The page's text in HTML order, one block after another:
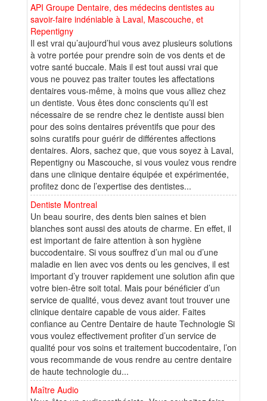
API Groupe Dentaire, des médecins dentistes au
savoir-faire indéniable à Laval, Mascouche, et
Repentigny
Il est vrai qu’aujourd’hui vous avez plusieurs solutions
à votre portée pour prendre soin de vos dents et de
votre santé buccale. Mais il est tout aussi vrai que
vous ne pouvez pas traiter toutes les affectations
dentaires vous-même, à moins que vous alliez chez
un dentiste. Vous êtes donc conscients qu’il est
nécessaire de se rendre chez le dentiste aussi bien
pour des soins dentaires préventifs que pour des
soins curatifs pour guérir de différentes affections
dentaires. Alors, sachez que, que vous soyez à Laval,
Repentigny ou Mascouche, si vous voulez vous rendre
dans une clinique dentaire équipée et expérimentée,
profitez donc de l’expertise des dentistes...
Dentiste Montreal
Un beau sourire, des dents bien saines et bien
blanches sont aussi des atouts de charme. En effet, il
est important de faire attention à son hygiène
buccodentaire. Si vous souffrez d’un mal ou d’une
maladie en lien avec vos dents ou les gencives, il est
important d’y trouver rapidement une solution afin que
votre bien-être soit total. Mais pour bénéficier d’un
service de qualité, vous devez avant tout trouver une
clinique dentaire capable de vous aider. Faites
confiance au Centre Dentaire de haute Technologie Si
vous voulez effectivement profiter d’un service de
qualité pour vos soins et traitement buccodentaire, l’on
vous recommande de vous rendre au centre dentaire
de haute technologie du...
Maître Audio